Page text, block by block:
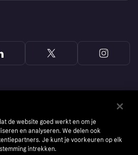
de website goed werkt en om je
en analyseren. We delen ook
Je kunt je voorkeuren op elk
intrekken.